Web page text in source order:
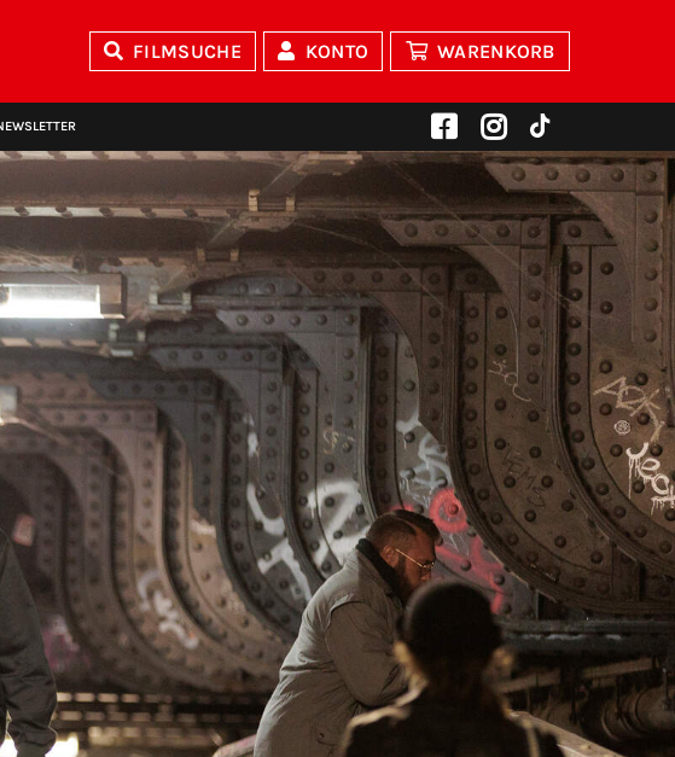
FILMSUCHE KONTO WARENKORB